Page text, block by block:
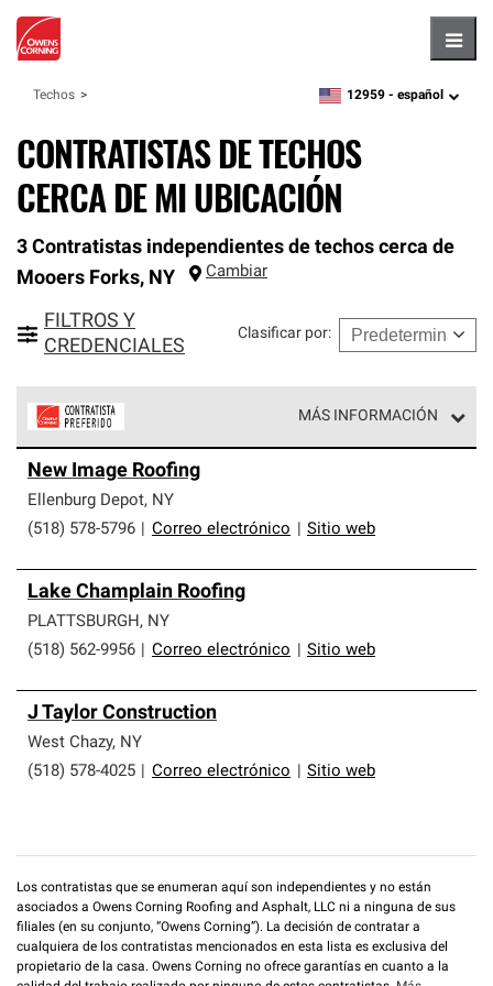
Techos zipcode,language
12959 - español
CONTRATISTAS DE TECHOS
CERCA DE MI UBICACIÓN
3 Contratistas independientes de techos cerca de
Mooers Forks, NY Cambiar
FILTROS Y
CREDENCIALES
Clasificar por:
MÁS INFORMACIÓN
parte de una red exclusiva de profesionales de techos
que cumplen con altos estándares y requisitos estrictos
de profesionalismo y confiabilidad.
New Image Roofing
Ellenburg Depot, NY
(518) 578-5796
Correo electrónico Sitio web
Lake Champlain Roofing
PLATTSBURGH, NY
(518) 562-9956
Correo electrónico Sitio web
J Taylor Construction
West Chazy, NY
(518) 578-4025
Correo electrónico Sitio web
Los contratistas que se enumeran aquí son independientes y no están
asociados a Owens Corning Roofing and Asphalt, LLC ni a ninguna de sus
filiales (en su conjunto, “Owens Corning”). La decisión de contratar a
cualquiera de los contratistas mencionados en esta lista es exclusiva del
propietario de la casa. Owens Corning no ofrece garantías en cuanto a la